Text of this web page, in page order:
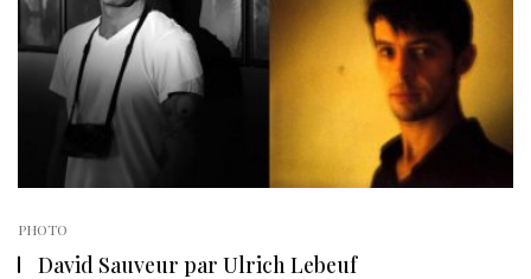
PHOTO
David Sauveur par Ulrich Lebeuf